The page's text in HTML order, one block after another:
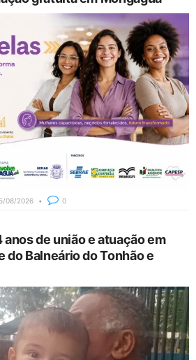
08/2026 0
de união e atuação em
do Balneário do Tonhão e